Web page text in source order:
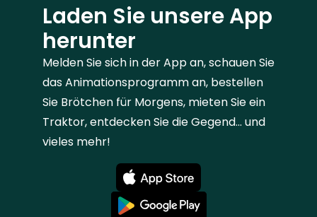
Laden Sie unsere App
herunter
Melden Sie sich in der App an, schauen Sie
das Animationsprogramm an, bestellen
Sie Brötchen für Morgens, mieten Sie ein
Traktor, entdecken Sie die Gegend... und
vieles mehr!